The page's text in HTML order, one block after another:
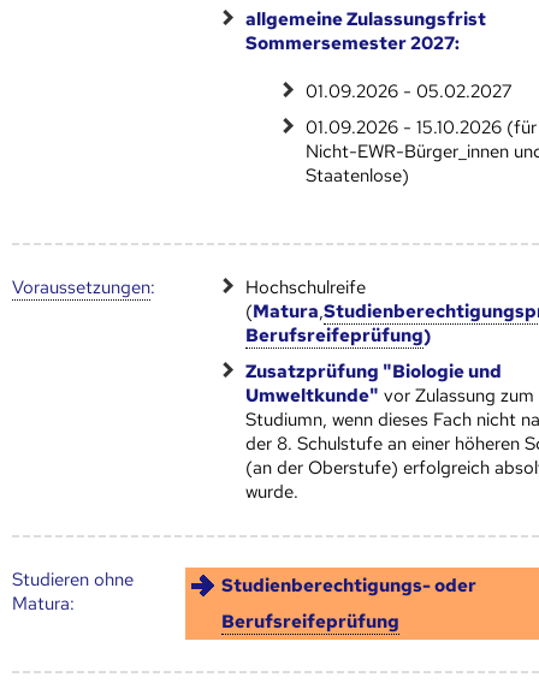
allgemeine Zulassungsfrist
Sommersemester 2027:
01.09.2026 - 05.02.2027
01.09.2026 - 15.10.2026 (für
Nicht-EWR-Bürger_innen
Staatenlose)
Voraus­setzungen:
Hochschulreife
(Matura,
Berufsreifeprüfung)
Zusatzprüfung "Biologie und
Umweltkunde" vor Zulassung zum
Studiumn, wenn dieses Fach nicht
der 8. Schulstufe an einer höheren
(an der Oberstufe) erfolgreich
wurde.
Studieren ohne
Matura:
Studienberechtigungs- oder
Berufsreifeprüfung